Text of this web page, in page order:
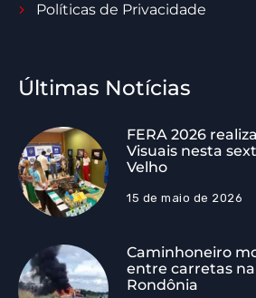
Políticas de Privacidade
Últimas Notícias
FERA 2026
Visuais nesta
Velho
15 de maio de 2026
Caminhoneiro
entre carretas
Rondônia